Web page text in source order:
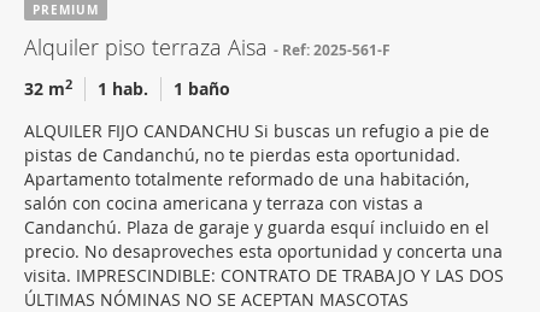
PREMIUM
Alquiler piso terraza Aisa Ref: 2025-561-F
32 m2 1 hab.
1 baño
ALQUILER FIJO CANDANCHU Si buscas un refugio a pie de
pistas de Candanchú, no te pierdas esta oportunidad.
Apartamento totalmente reformado de una habitación,
salón con cocina americana y terraza con vistas a
Candanchú. Plaza de garaje y guarda esquí incluido en el
precio. No desaproveches esta oportunidad y concerta una
visita. IMPRESCINDIBLE: CONTRATO DE TRABAJO Y LAS DOS
ÚLTIMAS NÓMINAS NO SE ACEPTAN MASCOTAS